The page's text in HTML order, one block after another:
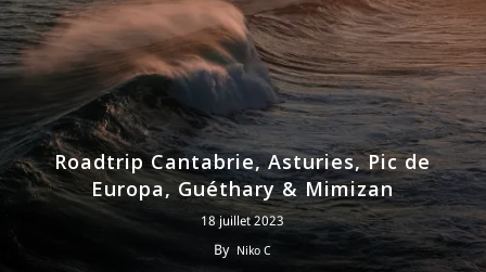
Roadtrip Cantabrie, Asturies, Pic de
Europa, Guéthary & Mimizan
18 juillet 2023
By Niko C